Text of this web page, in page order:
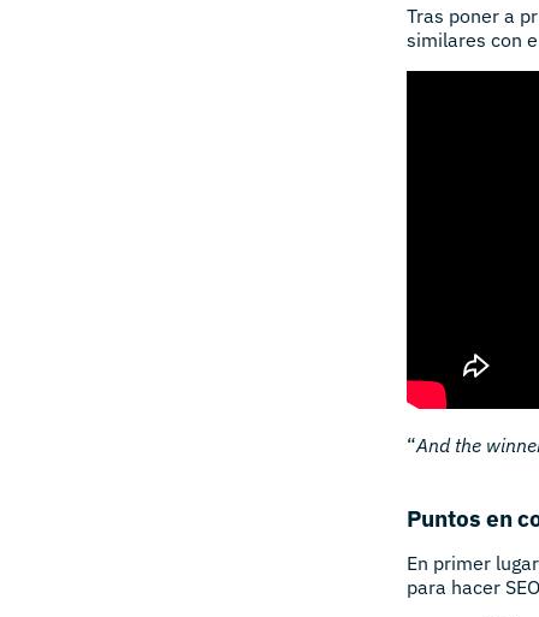
Tras poner a
similares con
“And the
Puntos en
En primer
para hacer